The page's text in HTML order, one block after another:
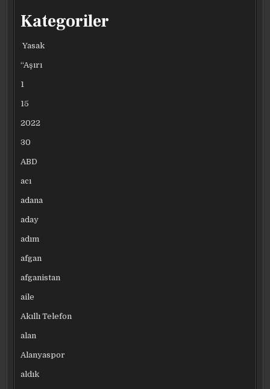
Kategoriler
Yasak
“Aşırı
1
15
2022
30
ABD
acı
adana
aday
adım
afgan
afganistan
aile
Akıllı Telefon
alan
Alanyaspor
aldık